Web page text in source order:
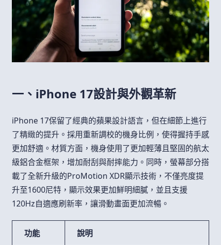
一、iPhone 17設計與外觀革新
iPhone 17保留了經典的蘋果設計語言，但在細節上進行
了精緻的提升。採用重新調校的機身比例，使得握持手感
更加舒適。材質方面，機身使用了更加輕薄且堅固的航太
級鋁合金框架，增加耐刮與耐摔能力。同時，螢幕部分搭
載了全新升級的ProMotion XDR顯示技術，不僅亮度提
升至1600尼特，顯示效果更加鮮明細膩，並且支援
120Hz自適應刷新率，讓滑動畫面更加流暢。
功能 說明